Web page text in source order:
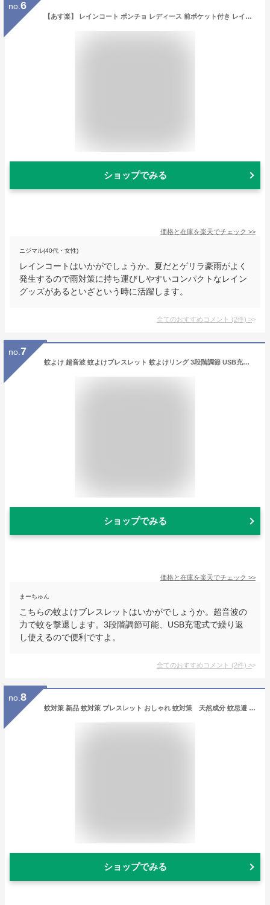
no. 6
【あす楽】 レインコート ポンチョ レディース 前ポケット付き レインポンチョ 25-5003 おしゃれ 自転車 通勤 通学 リュック レインウェア カッパ かっぱ 合羽 雨具 はっ水 撥水 無地 柄 雨の日 ポケッタブル コンパクト 大きめ かわいい
ショップでみる
価格と在庫を楽天でチェック >>
ニジマル(40代・女性)
レインコートはいかがでしょうか。夏だとゲリラ豪雨がよく
発生するので雨対策に持ち運びしやすいコンパクトなレイン
グッズがあるといざという時に活躍します。
全てのおすすめコメント (2件) >
no. 7
蚊よけ 超音波 蚊よけブレスレット 蚊よけリング 3段階調節 USB充電 蚊除けリング アウトドア キャンプ ピクニック ハイキング キャンピング 蚊取り器 蚊駆除 防水 屋外 子供 大人兼用 M30 虫よけ 蚊忌避ブレスレット
ショップでみる
価格と在庫を楽天でチェック >>
まーちゅん
こちらの蚊よけブレスレットはいかがでしょうか。超音波の
力で蚊を撃退します。3段階調節可能、USB充電式で繰り返
し使えるので便利ですよ。
全てのおすすめコメント (2件) >
no. 8
蚊対策 新品 蚊対策 ブレスレット おしゃれ 蚊対策 天然成分 蚊忌避 蚊対策バンド 蚊対策 かわいい 子供/大人兼用 誕生日ギフト おすすめ
ショップでみる